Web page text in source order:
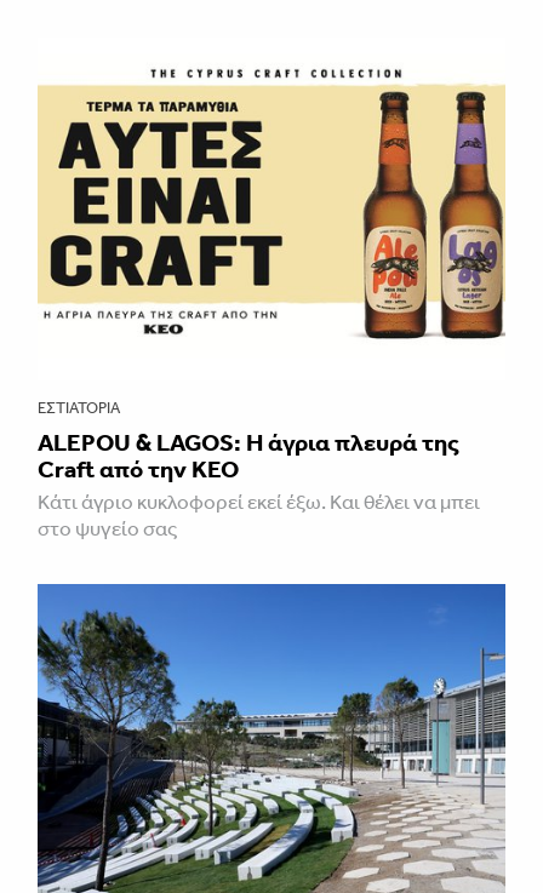
ΕΣΤΙΑΤΌΡΙΑ
ALEPOU & LAGOS: Η άγρια πλευρά της
Craft από την ΚΕΟ
Κάτι άγριο κυκλοφορεί εκεί έξω. Και θέλει να μπει
στο ψυγείο σας